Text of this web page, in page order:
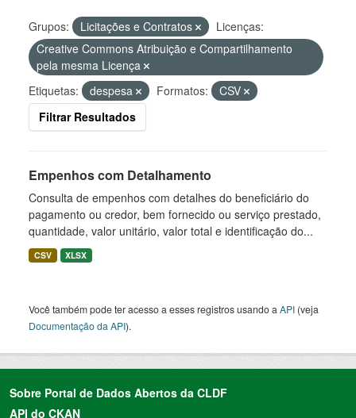
Grupos: Licitações e Contratos
Licenças:
Creative Commons Atribuição e Compartilhamento
pela mesma Licença
Etiquetas:
despesa Formatos:
CSV
Filtrar Resultados
Empenhos com Detalhamento
Consulta de empenhos com detalhes do beneficiário do
pagamento ou credor, bem fornecido ou serviço prestado,
quantidade, valor unitário, valor total e identificação do...
CSV XLSX
Você também pode ter acesso a esses registros usando a API (veja
Documentação da API).
Sobre Portal de Dados Abertos da CLDF
API do CKAN